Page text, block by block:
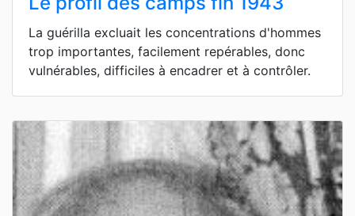
La guérilla excluait les concentrations d'hommes
trop importantes, facilement repérables, donc
vulnérables, difficiles à encadrer et à contrôler.